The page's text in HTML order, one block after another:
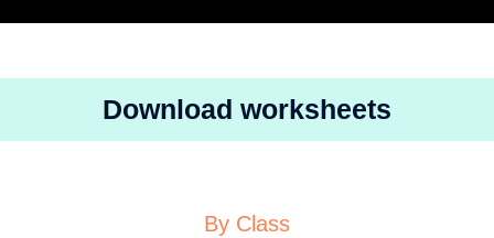
Download worksheets
By Class